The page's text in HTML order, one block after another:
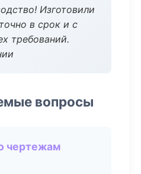
Изготовили
в срок и с
требований.
вопросы
чертежам